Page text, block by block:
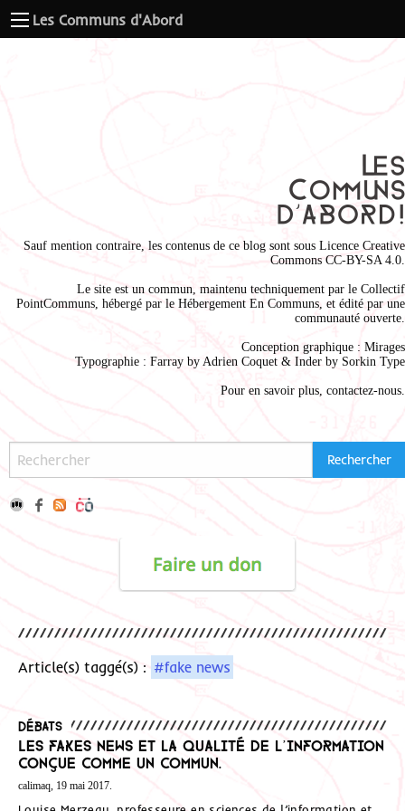
Les Communs d'Abord
Sauf mention contraire, les contenus de ce blog sont sous Licence Creative
Commons CC-BY-SA 4.0
Le site est un commun, maintenu techniquement par le Collectif
PointCommuns , hébergé par le Hébergement En Communs , et édité par une
communauté ouverte.
Conception graphique : Mirages
Typographie : Farray by Adrien Coquet & Inder by Sorkin Type
Pour en savoir plus, contactez-nous
Article(s) taggé(s) : #fake news
Débats
Les fakes news et la qualité de l’information
conçue comme un Commun.
calimaq, 19 mai 2017.